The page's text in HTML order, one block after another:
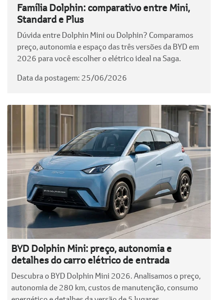
Família Dolphin: comparativo entre Mini,
Standard e Plus
Dúvida entre Dolphin Mini ou Dolphin? Comparamos
preço, autonomia e espaço das três versões da BYD em
2026 para você escolher o elétrico ideal na Saga.
Data da postagem: 25/06/2026
BYD Dolphin Mini: preço, autonomia e
detalhes do carro elétrico de entrada
Descubra o BYD Dolphin Mini 2026. Analisamos o preço,
autonomia de 280 km, custos de manutenção, consumo